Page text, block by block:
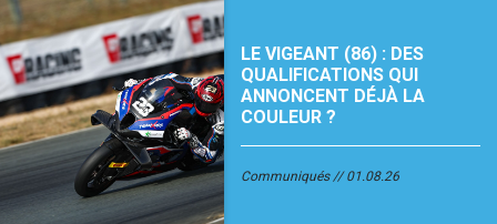
LE VIGEANT (86) : DES
QUALIFICATIONS QUI
ANNONCENT DÉJÀ LA
COULEUR ?
Communiqués 01.08.26